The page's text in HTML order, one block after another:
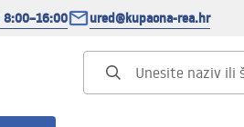
ured@kupaona-rea.hr